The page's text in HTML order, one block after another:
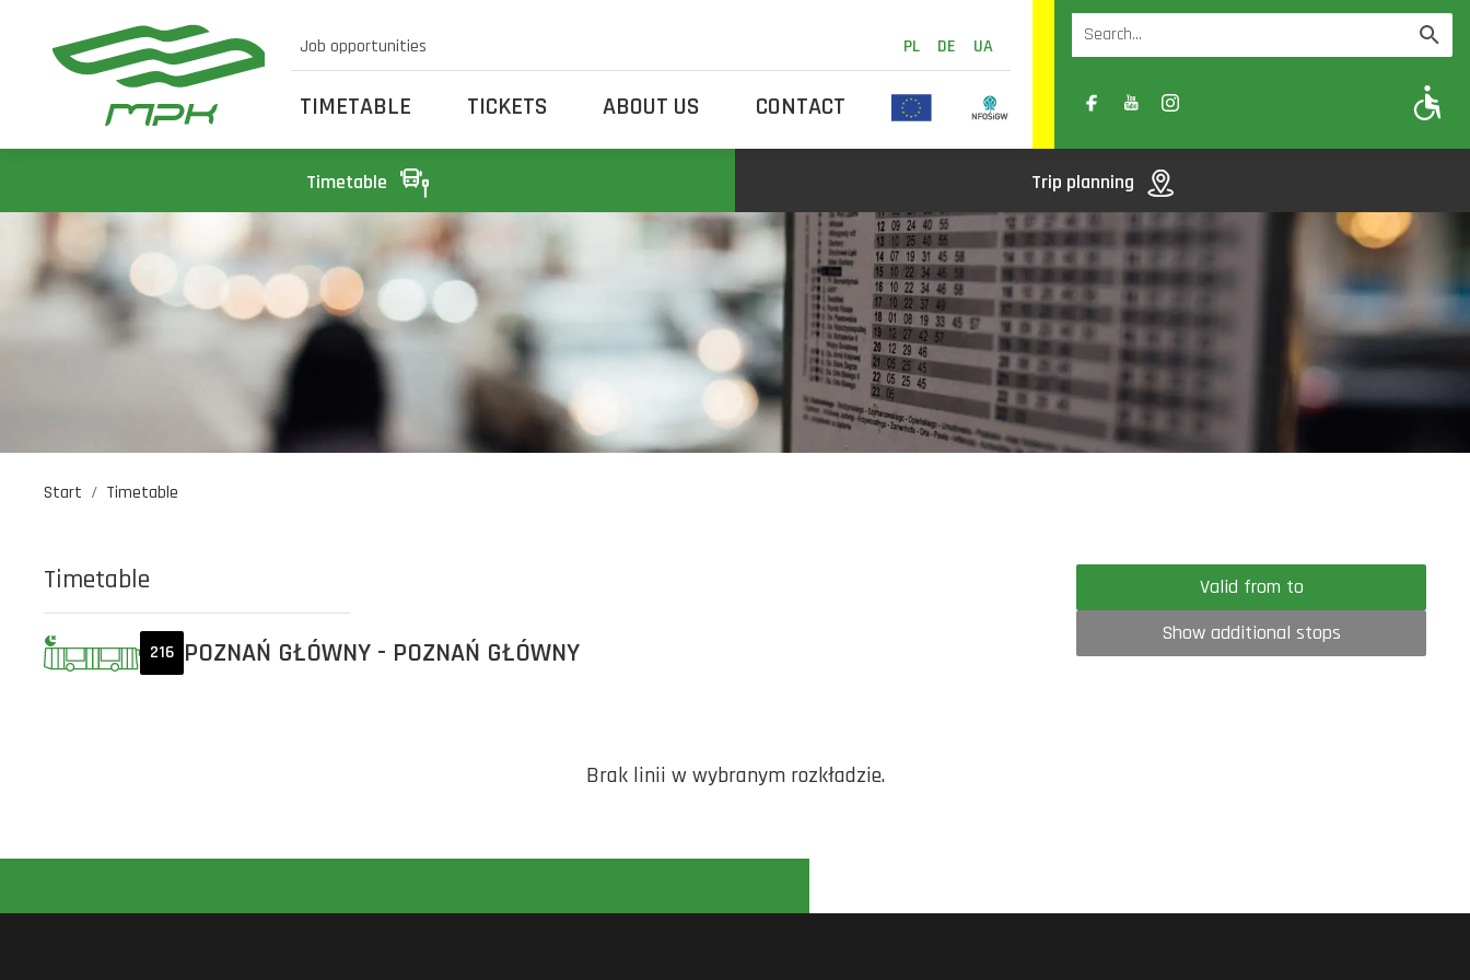
Job opportunities PL DE UA
TIMETABLE TICKETS ABOUT US CONTACT A- A A+
Timetable Trip planning
Start Timetable
Timetable
216 POZNAŃ GŁÓWNY - POZNAŃ GŁÓWNY
Valid from to
Show additional stops
Brak linii w wybranym rozkładzie.